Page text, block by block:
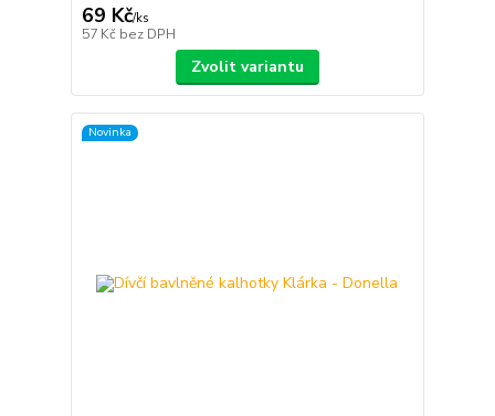
69 Kč/ks
57 Kč bez DPH
Zvolit variantu
Novinka